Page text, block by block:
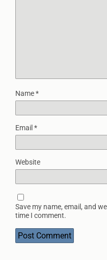
Name*
Email *
Website
Save my name, email, and
time I comment.